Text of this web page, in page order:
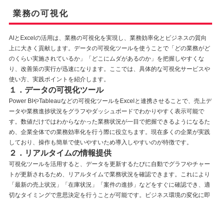
業務の可視化
AIとExcelの活用は、業務の可視化を実現し、業務効率化とビジネスの質向
上に大きく貢献します。データの可視化ツールを使うことで「どの業務がど
のくらい実施されているか」「どこにムダがあるのか」を把握しやすくな
り、改善策の実行が迅速になります。ここでは、具体的な可視化サービスや
使い方、実践ポイントを紹介します。
１．データの可視化ツール
Power BIやTableauなどの可視化ツールをExcelと連携させることで、売上デ
ータや業務進捗状況をグラフやダッシュボードでわかりやすく表示可能で
す。数値だけではわからなかった業務状況が一目で把握できるようになるた
め、企業全体での業務効率化を行う際に役立ちます。現在多くの企業が実践
しており、操作も簡単で使いやすいため導入しやすいのが特徴です。
２．リアルタイムの情報提供
可視化ツールを活用すると、データを更新するたびに自動でグラフやチャー
トが更新されるため、リアルタイムで業務状況を確認できます。これにより
「最新の売上状況」「在庫状況」「案件の進捗」などをすぐに確認でき、適
切なタイミングで意思決定を行うことが可能です。ビジネス環境の変化に即